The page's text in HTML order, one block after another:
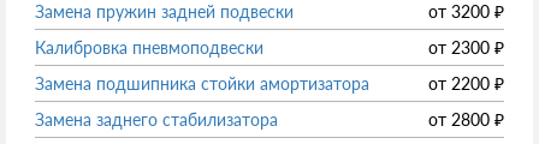
Замена пружин задней подвески
от 3200 ₽
Калибровка пневмоподвески
от 2300 ₽
Замена подшипника стойки амортизатора
от 2200 ₽
Замена заднего стабилизатора
от 2800 ₽